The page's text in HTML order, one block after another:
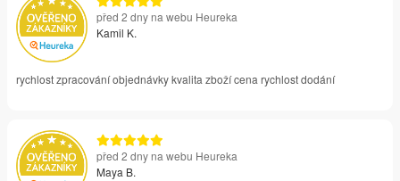
před 2 dny na webu Heureka
Kamil K.
rychlost zpracování objednávky kvalita zboží cena rychlost dodání
před 2 dny na webu Heureka
Maya B.